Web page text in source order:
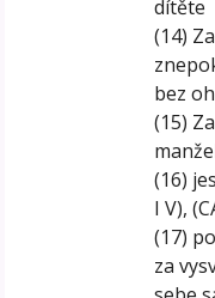
dítěte
(14)
bez
(15)
(16)
I V),
(17)
za